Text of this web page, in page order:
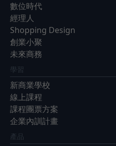
數位時代
經理人
Shopping Design
創業小聚
未來商務
學習
新商業學校
線上課程
課程團票方案
企業內訓計畫
產品